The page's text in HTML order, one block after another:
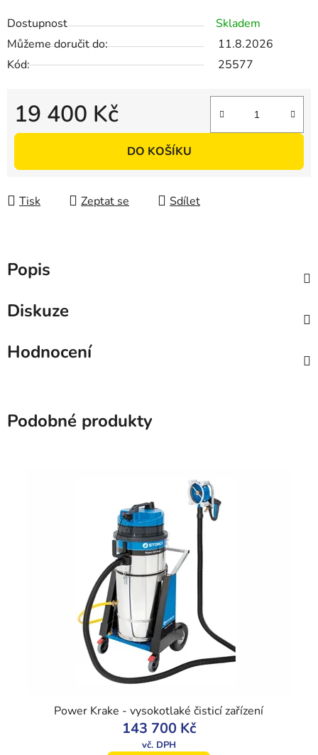
Dostupnost
Skladem
Můžeme doručit do:
11.8.2026
Kód:
25577
19 400 Kč
Měrná cena:
DO KOŠÍKU
Tisk Zeptat se Sdílet
Popis
Diskuze
Hodnocení
Podobné produkty
Power Krake - vysokotlaké čisticí zařízení
143 700 Kč